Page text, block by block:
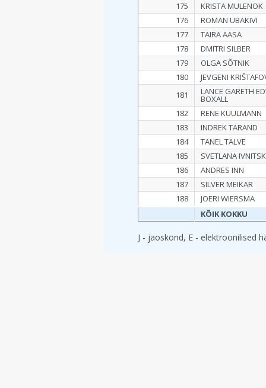
175
KRISTA MULENOK
176
ROMAN UBAKIVI
177
TAIRA AASA
178
DMITRI SILBER
179
OLGA SÕTNIK
180
JEVGENI
181
LANCE GARETH
BOXALL
182
RENE KUULMANN
183
INDREK TARAND
184
TANEL TALVE
185
SVETLANA
186
ANDRES INN
187
SILVER MEIKAR
188
JOERI WIERSMA
KÕIK KOKKU
J - jaoskond, E - elektroonilised